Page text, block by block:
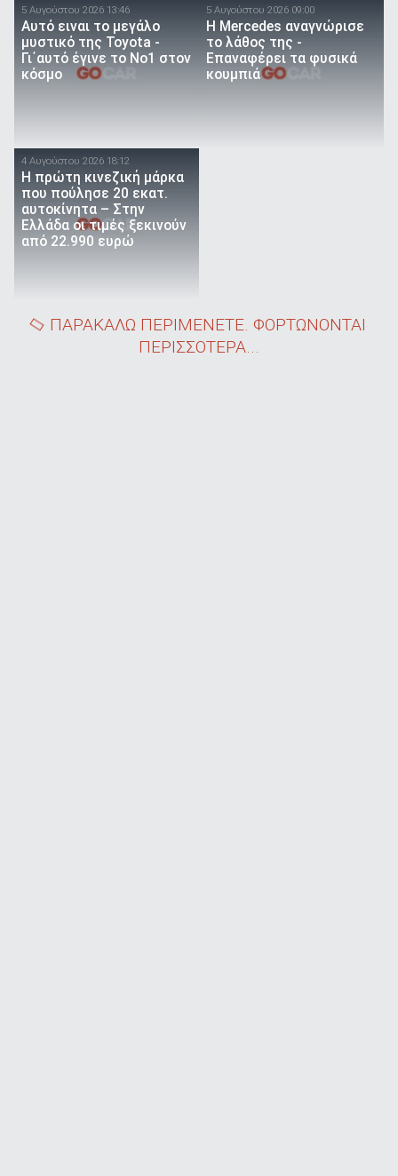
5 Αυγούστου 2026 13:46
Αυτό ειναι τo μεγάλο
μυστικό της Toyota -
Γι΄αυτό έγινε το Νο1 στον
κόσμο
5 Αυγούστου 2026 09:00
Η Mercedes αναγνώρισε
το λάθος της -
Επαναφέρει τα φυσικά
κουμπιά
4 Αυγούστου 2026 18:12
Η πρώτη κινεζική μάρκα
που πούλησε 20 εκατ.
αυτοκίνητα – Στην
Ελλάδα οι τιμές ξεκινούν
από 22.990 ευρώ
ΠΑΡΑΚΑΛΩ ΠΕΡΙΜΕΝΕΤΕ. ΦΟΡΤΩΝΟΝΤΑΙ
ΠΕΡΙΣΣΟΤΕΡΑ...